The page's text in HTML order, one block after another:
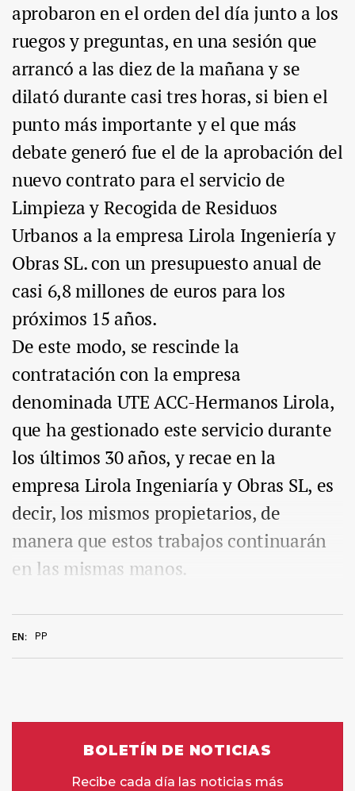
EN: PP
aprobaron en el orden del día junto a los
ruegos y preguntas, en una sesión que
arrancó a las diez de la mañana y se
dilató durante casi tres horas, si bien el
punto más importante y el que más
debate generó fue el de la aprobación del
nuevo contrato para el servicio de
Limpieza y Recogida de Residuos
Urbanos a la empresa Lirola Ingeniería y
Obras SL. con un presupuesto anual de
casi 6,8 millones de euros para los
próximos 15 años.
De este modo, se rescinde la
contratación con la empresa
denominada UTE ACC-Hermanos Lirola,
que ha gestionado este servicio durante
los últimos 30 años, y recae en la
empresa Lirola Ingeniaría y Obras SL, es
decir, los mismos propietarios, de
manera que estos trabajos continuarán
en las mismas manos.